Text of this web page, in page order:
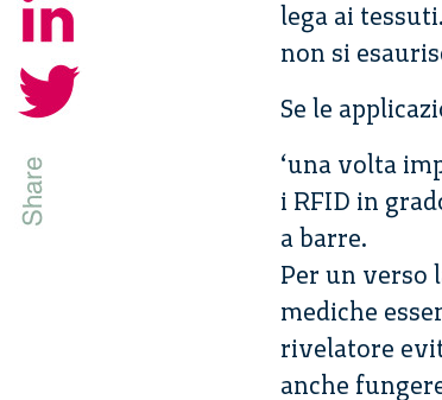
lega ai
non si
Se le
‘una volta
i RFID in
a barre.
Per un verso
mediche
rivelatore
anche